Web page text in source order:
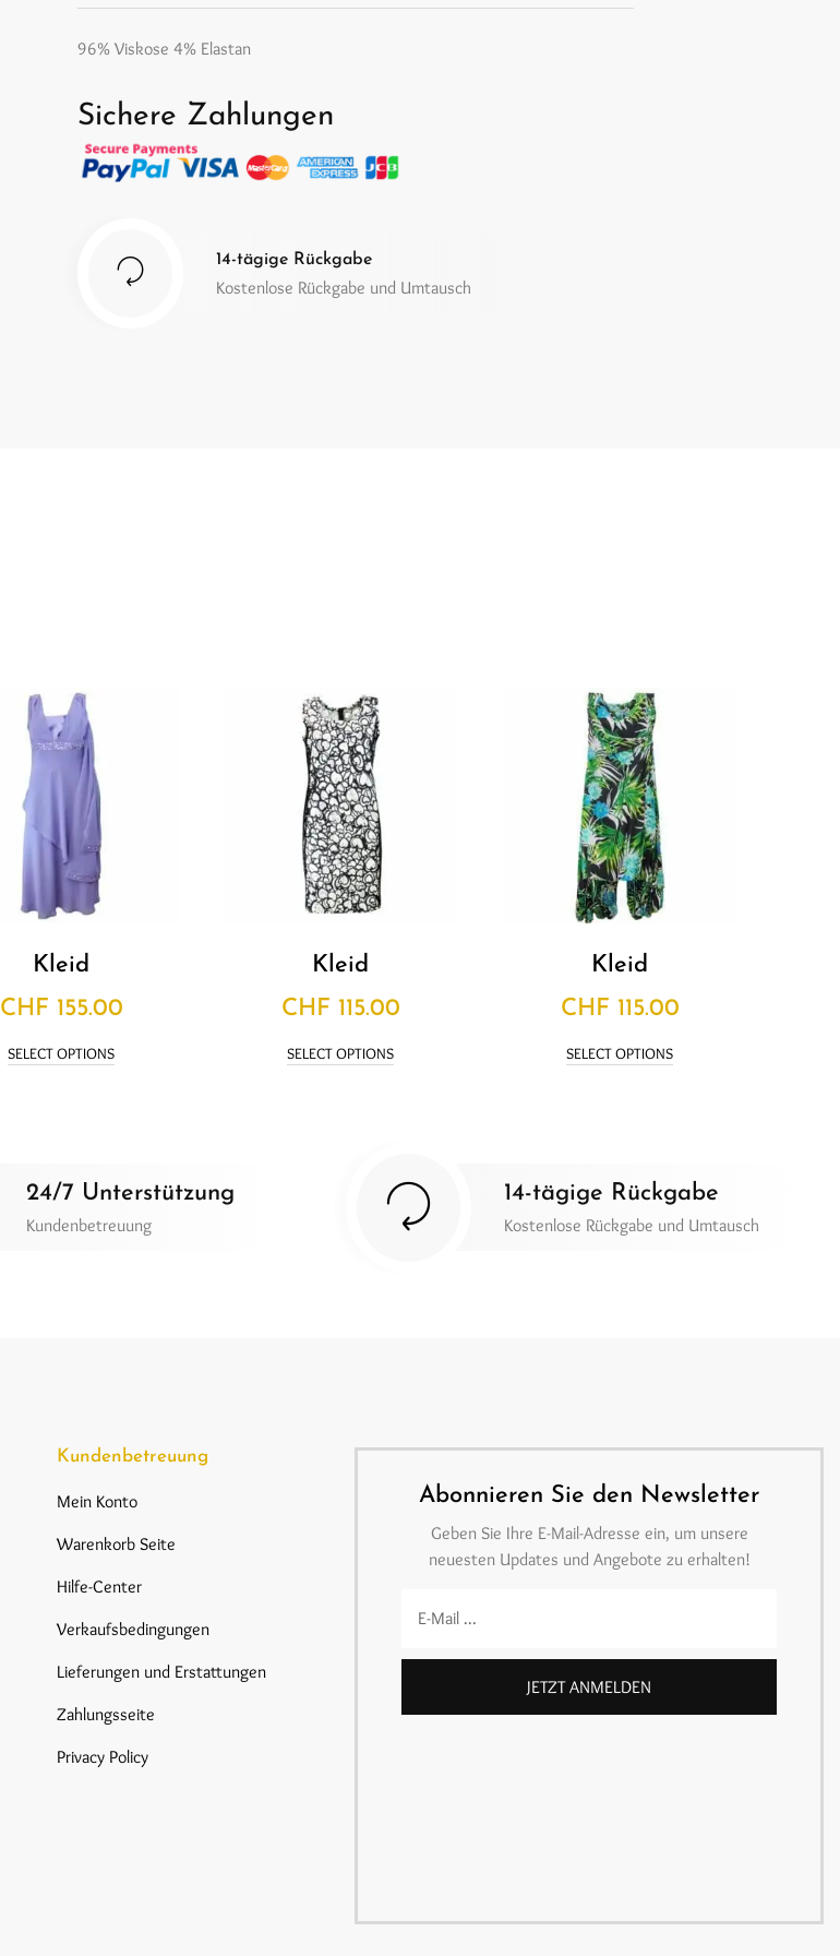
96% Viskose 4% Elastan
Sichere Zahlungen
14-tägige Rückgabe
Kostenlose Rückgabe und Umtausch
Kleid
CHF 155.00
SELECT OPTIONS
Kleid
CHF 115.00
SELECT OPTIONS
Kleid
CHF 115.00
SELECT OPTIONS
24/7 Unterstützung
Kundenbetreuung
14-tägige Rückgabe
Kostenlose Rückgabe und Umtausch
Kundenbetreuung
Mein Konto
Warenkorb Seite
Hilfe-Center
Verkaufsbedingungen
Lieferungen und Erstattungen
Zahlungsseite
Privacy Policy
Abonnieren Sie den Newsletter
Geben Sie Ihre E-Mail-Adresse ein, um unsere
neuesten Updates und Angebote zu erhalten!
JETZT ANMELDEN